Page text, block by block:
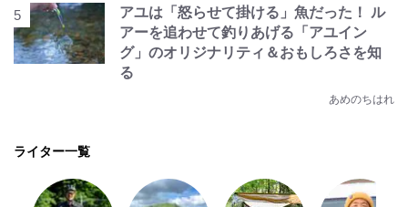
アユは「怒らせて掛ける」魚だった！ ル
アーを追わせて釣りあげる「アユイン
グ」のオリジナリティ＆おもしろさを知
る
あめのちはれ
ライター一覧